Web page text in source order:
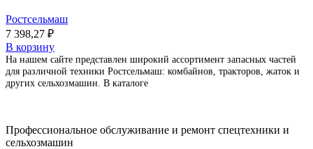
Ростсельмаш
7 398,27 ₽
В корзину
На нашем сайте представлен широкий ассортимент запасных частей
для различной техники Ростсельмаш: комбайнов, тракторов, жаток и
других сельхозмашин. В каталоге
Профессиональное обслуживание и ремонт спецтехники и
сельхозмашин